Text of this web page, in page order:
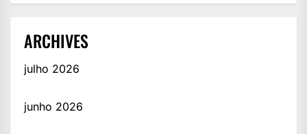
ARCHIVES
julho 2026
junho 2026